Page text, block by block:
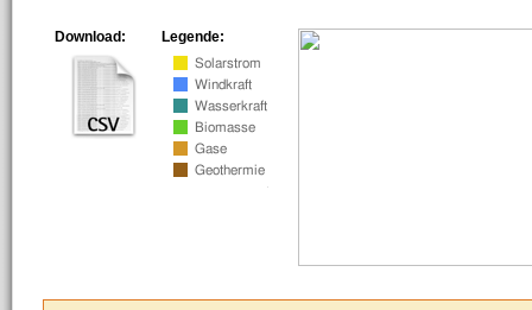
Legende:
Download: